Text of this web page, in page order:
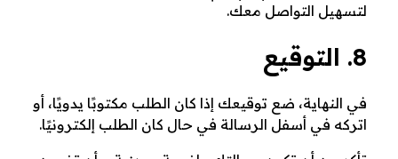
لتسهيل التواصل معك.
8. التوقيع
في النهاية، ضع توقيعك إذا كان الطلب مكتوبًا يدويًا، أو
اتركه في أسفل الرسالة في حال كان الطلب إلكترونيًا.